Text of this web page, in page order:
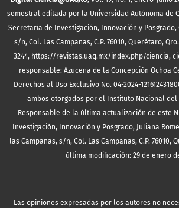
semestral editada por la Universidad Autónoma de
Secretaría de Investigación, Innovación y Posgrado,
s/n, Col. Las Campanas, C.P. 76010, Querétaro,
3244, https://revistas.uaq.mx/index.php/ciencia,
responsable: Azucena de la Concepción Ochoa
Derechos al Uso Exclusivo No. 04-2024-
ambos otorgados por el Instituto Nacional del
Responsable de la última actualización de este
Investigación, Innovación y Posgrado, Juliana
las Campanas, s/n, Col. Las Campanas, C.P. 76010,
última modificación: 29 de enero
Las opiniones expresadas por los autores no